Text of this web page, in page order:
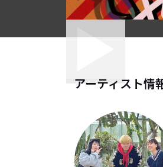
アーティスト情